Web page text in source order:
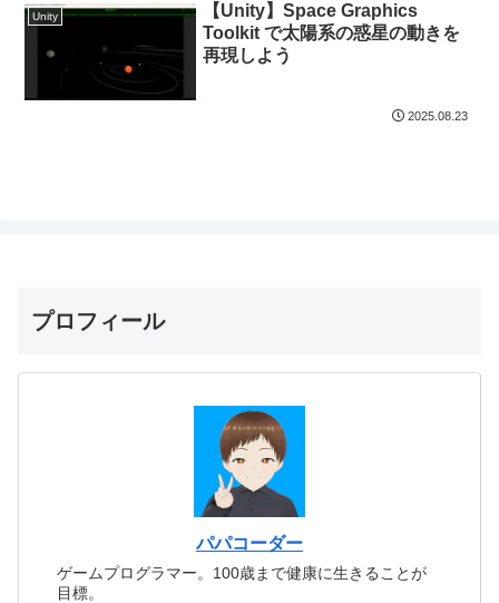
Unity
【Unity】Space Graphics
Toolkit で太陽系の惑星の動きを
再現しよう
2025.08.23
プロフィール
パパコーダー
ゲームプログラマー。100歳まで健康に生きることが
目標。